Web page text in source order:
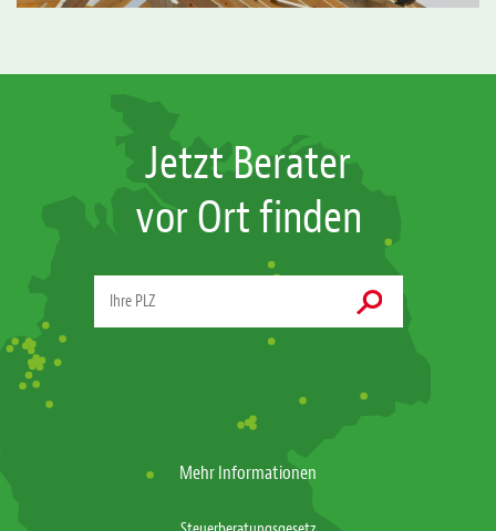
Jetzt Berater
vor Ort finden
Mehr Informationen